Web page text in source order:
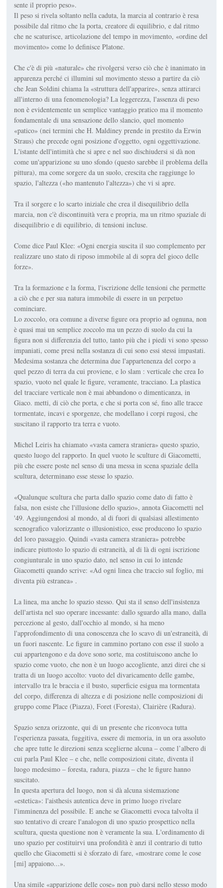
sente il proprio peso».
Il peso si rivela soltanto nella caduta, la marcia al contrario è resa
possibile dal ritmo che la porta, creatore di equilibrio, e dal ritmo
che ne scaturisce, articolazione del tempo in movimento, «ordine del
movimento» come lo definisce Platone.
Che c'è di più «naturale» che rivolgersi verso ciò che è inanimato in
apparenza perché ci illumini sul movimento stesso a partire da ciò
che Jean Soldini chiama la «struttura dell'apparire», senza attirarci
all'interno di una fenomenologia? La leggerezza, l'assenza di peso
non è evidentemente un semplice vantaggio pratico ma il momento
fondamentale di una sensazione dello slancio, quel momento
«patico» (nei termini che H. Maldiney prende in prestito da Erwin
Straus) che precede ogni posizione d'oggetto, ogni oggettivazione.
L'istante dell'intimità che si apre e nel suo dischiudersi si dà non
come un'apparizione su uno sfondo (questo sarebbe il problema della
pittura), ma come sorgere da un suolo, crescita che raggiunge lo
spazio, l'altezza («ho mantenuto l'altezza») che vi si apre.
Tra il sorgere e lo scarto iniziale che crea il disequilibrio della
marcia, non c'è discontinuità vera e propria, ma un ritmo spaziale di
disequilibrio e di equilibrio, di tensioni incluse.
Come dice Paul Klee: «Ogni energia suscita il suo complemento per
realizzare uno stato di riposo immobile al di sopra del gioco delle
forze».
Tra la formazione e la forma, l'iscrizione delle tensioni che permette
a ciò che e per sua natura immobile di essere in un perpetuo
cominciare.
Lo zoccolo, ora comune a diverse figure ora proprio ad ognuna, non
è quasi mai un semplice zoccolo ma un pezzo di suolo da cui la
figura non si differenzia del tutto, tanto più che i piedi vi sono spesso
impaniati, come presi nella sostanza di cui sono essi stessi impastati.
Medesima sostanza che determina due l'appartenenza del corpo a
quel pezzo di terra da cui proviene, e lo slam : verticale che crea Io
spazio, vuoto nel quale le figure, veramente, tracciano. La plastica
del tracciare verticale non è mai abbandono o dimenticanza, in
Giaco. metti, di ciò che porta, e che si porta con sé, fino alle tracce
tormentate, incavi e sporgenze, che modellano i corpi rugosi, che
suscitano il rapporto tra terra e vuoto.
Michel Leiris ha chiamato «vasta camera straniera» questo spazio,
questo luogo del rapporto. In quel vuoto le sculture di Giacometti,
più che essere poste nel senso di una messa in scena spaziale della
scultura, determinano esse stesse lo spazio.
«Qualunque scultura che parta dallo spazio come dato di fatto è
falsa, non esiste che l'illusione dello spazio», annota Giacometti nel
'49. Aggiungendosi al mondo, al di fuori di qualsiasi allestimento
scenografico valorizzante o illusionistico, esse producono lo spazio
del loro passaggio. Quindi «vasta camera straniera» potrebbe
indicare piuttosto lo spazio di estraneità, al di là di ogni iscrizione
congiunturale in uno spazio dato, nel senso in cui lo intende
Giacometti quando scrive: «Ad ogni linea che traccio sul foglio, mi
diventa più estranea» .
La linea, ma anche lo spazio stesso. Qui sta il senso dell'insistenza
dell'artista nel suo operare incessante: dallo sguardo alla mano, dalla
percezione al gesto, dall'occhio al mondo, si ha meno
l'approfondimento di una conoscenza che lo scavo di un'estraneità, di
un fuori nascente. Le figure in cammino portano con esse il suolo a
cui appartengono e da dove sono sorte, ma costituiscono anche lo
spazio come vuoto, che non è un luogo accogliente, anzi direi che si
tratta di un luogo accolto: vuoto del divaricamento delle gambe,
intervallo tra le braccia e il busto, superficie esigua ma tormentata
del corpo, differenza di altezza e di posizione nelle composizioni di
gruppo come Place (Piazza), Foret (Foresta), Clairière (Radura).
Spazio senza orizzonte, qui di un presente che riconvoca tutta
l'esperienza passata, fuggitiva, essere di memoria, in un ora assoluto
che apre tutte le direzioni senza sceglierne alcuna – come l’albero di
cui parla Paul Klee – e che, nelle composizioni citate, diventa il
luogo medesimo – foresta, radura, piazza – che le figure hanno
suscitato.
In questa apertura del luogo, non si dà alcuna sistemazione
«estetica»: l'aisthesis autentica deve in primo luogo rivelare
l'imminenza del possibile. E anche se Giacometti evoca talvolta il
suo tentativo di creare l'analogon di uno spazio prospettico nella
scultura, questa questione non è veramente la sua. L'ordinamento di
uno spazio per costituirvi una profondità è anzi il contrario di tutto
quello che Giacometti si è sforzato di fare, «mostrare come le cose
[mi] appaiono...».
Una simile «apparizione delle cose» non può darsi nello stesso modo